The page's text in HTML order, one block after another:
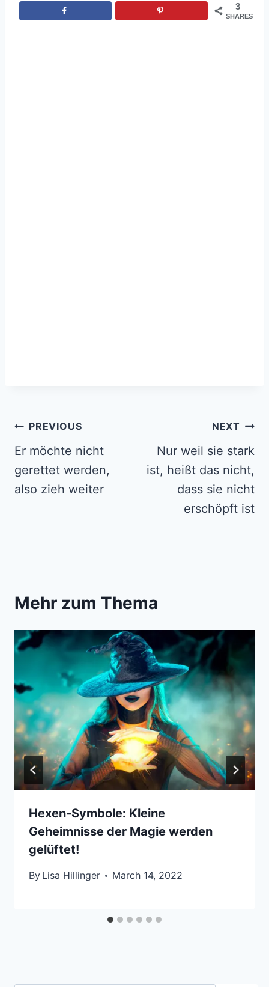
3
SHARES
Post
navigation
PREVIOUS
Er möchte nicht
gerettet werden,
also zieh weiter
NEXT
Nur weil sie stark
ist, heißt das nicht,
dass sie nicht
erschöpft ist
Mehr zum Thema
Hexen-Symbole: Kleine
Geheimnisse der Magie werden
gelüftet!
By Lisa Hillinger March 14, 2022